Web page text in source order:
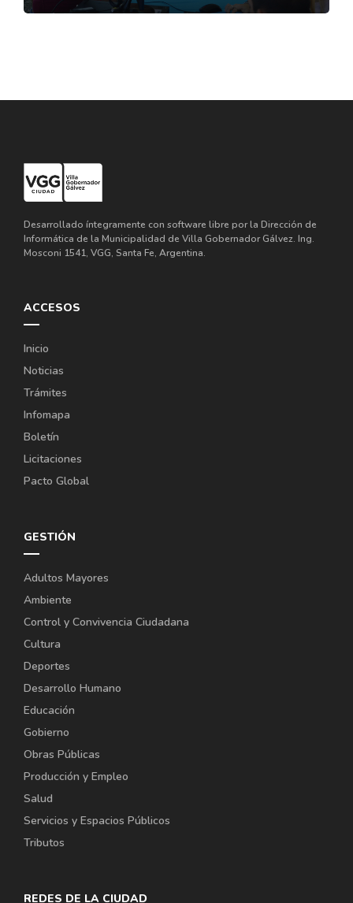
Desarrollado íntegramente con software libre por la Dirección de
Informática de la Municipalidad de Villa Gobernador Gálvez. Ing.
Mosconi 1541, VGG, Santa Fe, Argentina.
ACCESOS
Inicio
Noticias
Trámites
Infomapa
Boletín
Licitaciones
Pacto Global
GESTIÓN
Adultos Mayores
Ambiente
Control y Convivencia Ciudadana
Cultura
Deportes
Desarrollo Humano
Educación
Gobierno
Obras Públicas
Producción y Empleo
Salud
Servicios y Espacios Públicos
Tributos
REDES DE LA CIUDAD